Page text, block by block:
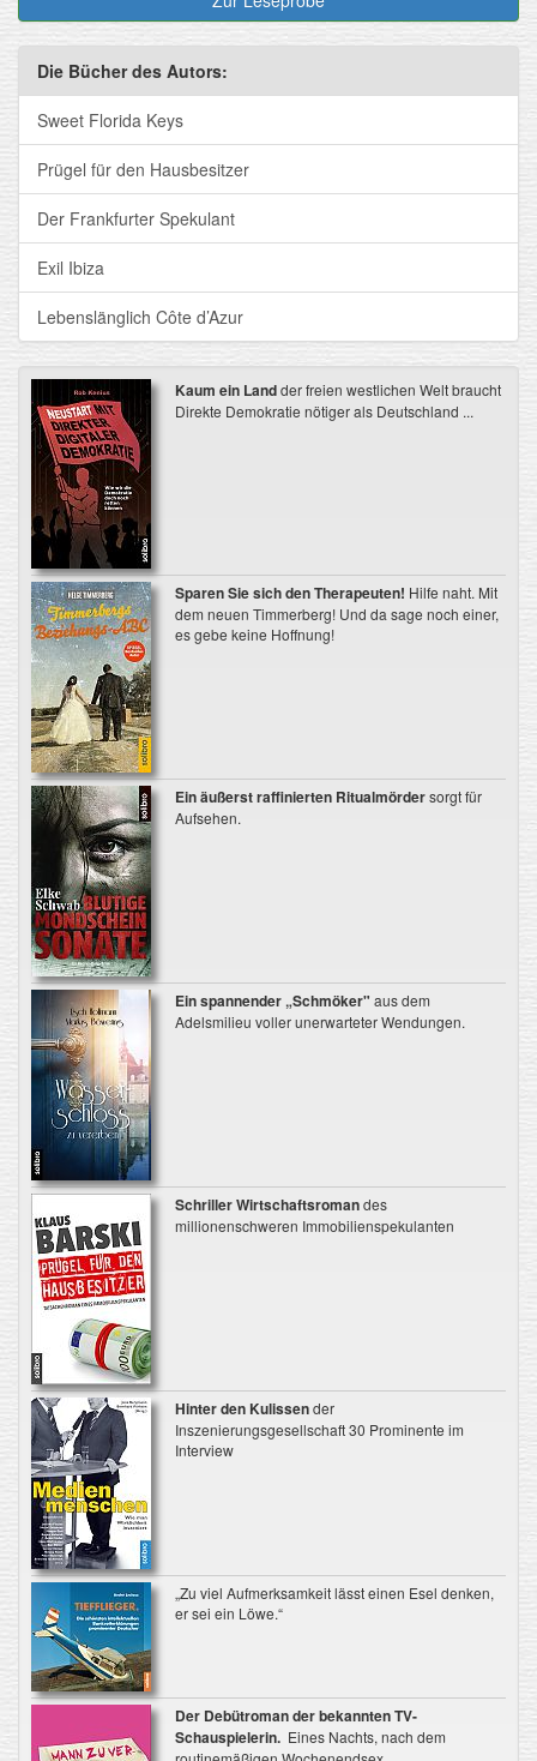
Die Bücher des Autors:
Sweet Florida Keys
Prügel für den Hausbesitzer
Der Frankfurter Spekulant
Exil Ibiza
Lebenslänglich Côte d’Azur
Kaum ein Landder freien westlichen Welt braucht
Direkte Demokratie nötiger als Deutschland ...
Sparen Sie sich den Therapeuten! Hilfe naht. Mit
dem neuen Timmerberg! Und da sage noch einer,
es gebe keine Hoffnung!
Ein äußerst raffinierten Ritualmördersorgt für
Aufsehen.
Ein spannender „Schmöker" aus dem
Adelsmilieu voller unerwarteter Wendungen.
Schriller Wirtschaftsromandes
millionenschweren Immobilienspekulanten
Hinter den Kulissender
Inszenierungsgesellschaft 30 Prominente im
Interview
„Zu viel Aufmerksamkeit lässt einen Esel denken,
er sei ein Löwe.“
Der Debütroman der bekannten TV-
Schauspielerin.Eines Nachts, nach dem